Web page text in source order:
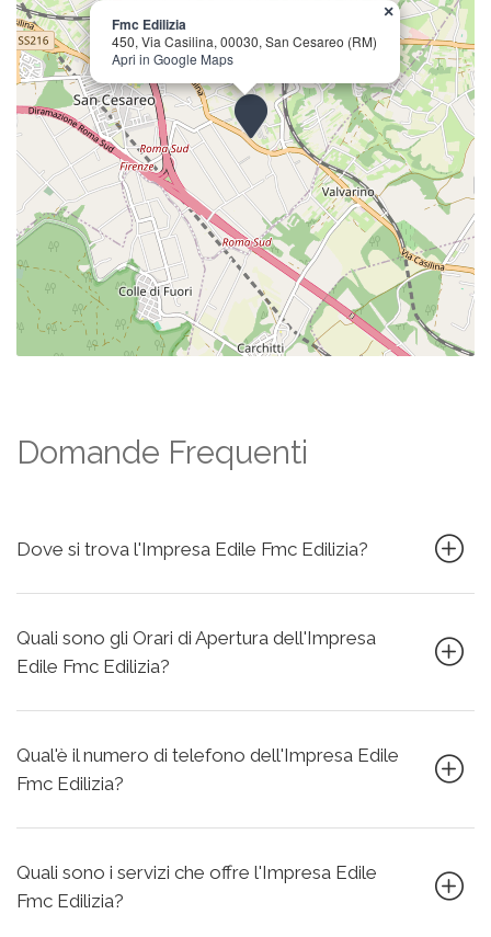
Fmc Edilizia
450, Via Casilina, 00030, San Cesareo (RM)
Apri in Google Maps
×
Domande Frequenti
Dove si trova l'Impresa Edile Fmc Edilizia?
Quali sono gli Orari di Apertura dell'Impresa
Edile Fmc Edilizia?
Qual'è il numero di telefono dell'Impresa Edile
Fmc Edilizia?
Quali sono i servizi che offre l'Impresa Edile
Fmc Edilizia?